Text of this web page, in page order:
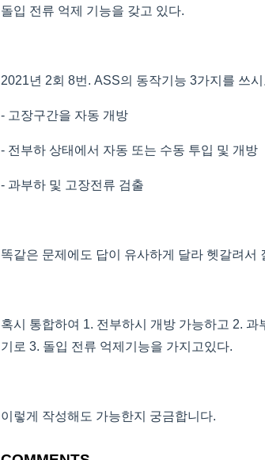
돌입 전류 억제 기능을 갖고 있다.
2021년 2회 8번. ASS의 동작기능 3가지를 쓰시
- 고장구간을 자동 개방
- 전부하 상태에서 자동 또는 수동 투입 및 개방
- 과부하 및 고장전류 검출
똑같은 문제에도 답이 유사하게 달라 헷갈려서
혹시 통합하여 1. 전부하시 개방 가능하고 2.
기로 3. 돌입 전류 억제기능을 가지고있다.
이렇게 작성해도 가능한지 궁금합니다.